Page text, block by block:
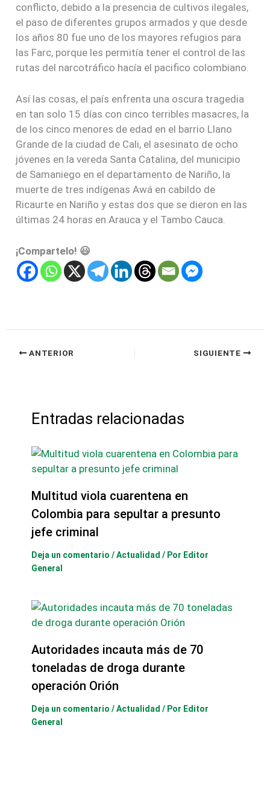
conflicto, debido a la presencia de cultivos ilegales,
el paso de diferentes grupos armados y que desde
los años 80 fue uno de los mayores refugios para
las Farc, porque les permitía tener el control de las
rutas del narcotráfico hacía el pacifico colombiano.
Así las cosas, el país enfrenta una oscura tragedia
en tan solo 15 días con cinco terribles masacres, la
de los cinco menores de edad en el barrio Llano
Grande de la ciudad de Cali, el asesinato de ocho
jóvenes en la vereda Santa Catalina, del municipio
de Samaniego en el departamento de Nariño, la
muerte de tres indígenas Awá en cabildo de
Ricaurte en Nariño y estas dos que se dieron en las
últimas 24 horas en Arauca y el Tambo Cauca.
¡Compartelo! 😃
ANTERIOR SIGUIENTE
Entradas relacionadas
Multitud viola cuarentena en
Colombia para sepultar a presunto
jefe criminal
Deja un comentario /Actualidad / Por Editor
General
Autoridades incauta más de 70
toneladas de droga durante
operación Orión
Deja un comentario /Actualidad / Por Editor
General